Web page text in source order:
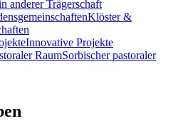
anderer Trägerschaft
Klöster &
Innovative Projekte
Sorbischer pastoraler